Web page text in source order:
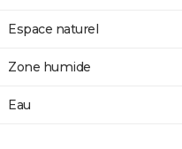
Espace naturel
Zone humide
Eau